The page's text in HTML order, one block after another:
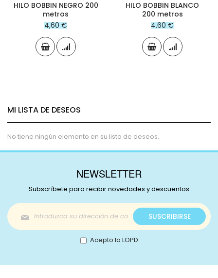
HILO BOBBIN NEGRO 200
metros
4,60 €
HILO BOBBIN BLANCO
200 metros
4,60 €
MI LISTA DE DESEOS
No tiene ningún elemento en su lista de deseos.
NEWSLETTER
Subscríbete para recibir novedades y descuentos
Inscríbase
a
nuestro
boletín
de
SUSCRIBIRSE
Acepto la LOPD